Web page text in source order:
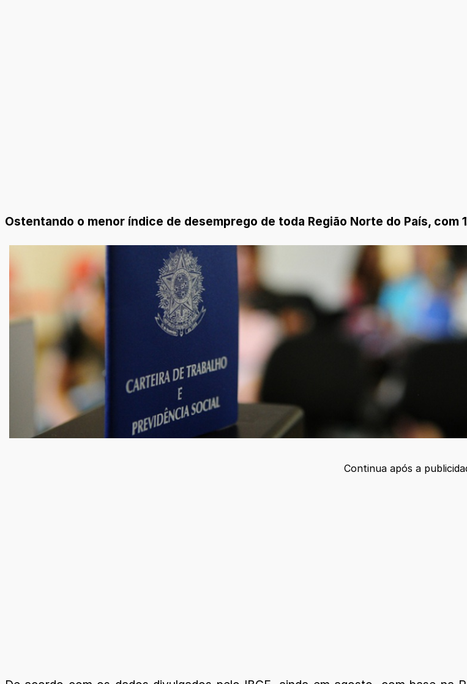
Ostentando o menor índice de desemprego de toda Região Norte do País,
Continua após a